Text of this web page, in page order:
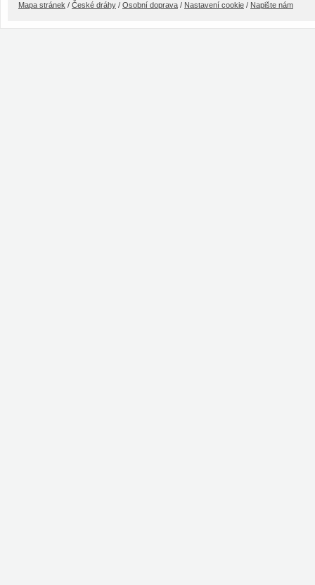
Mapa stránek / České dráhy / Osobní doprava / Nastavení cookie / Napište nám